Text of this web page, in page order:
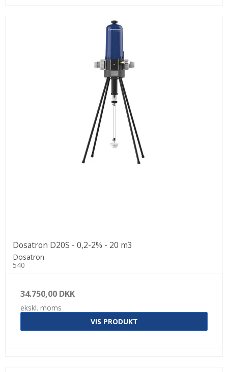
Dosatron D20S - 0,2-2% - 20 m3
Dosatron
540
34.750,00 DKK
ekskl. moms
VIS PRODUKT